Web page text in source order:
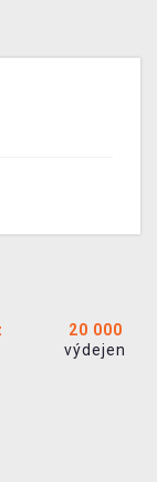
20 000
výdejen